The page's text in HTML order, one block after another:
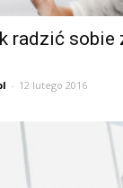
radzić sobie
- 12 lutego 2016